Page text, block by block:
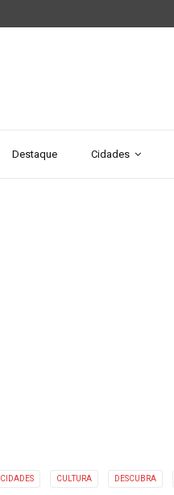
Destaque Cidades
CIDADES CULTURA DESCUBRA